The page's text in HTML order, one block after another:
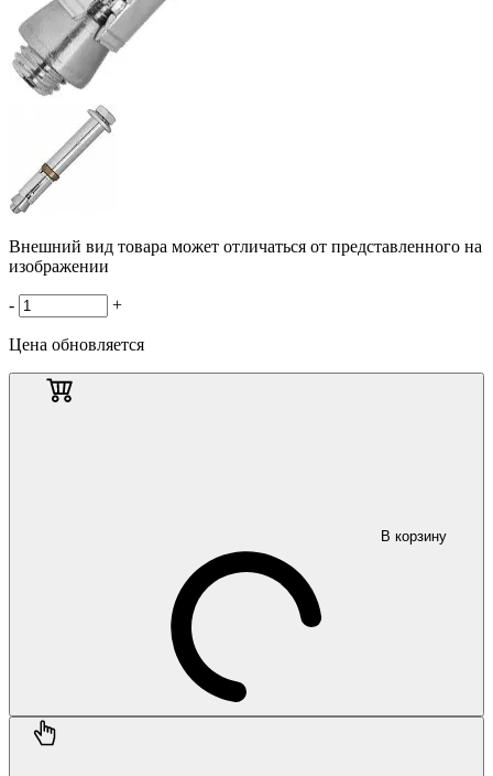
Внешний вид товара может отличаться от представленного на
изображении
- +
Цена обновляется
В корзину